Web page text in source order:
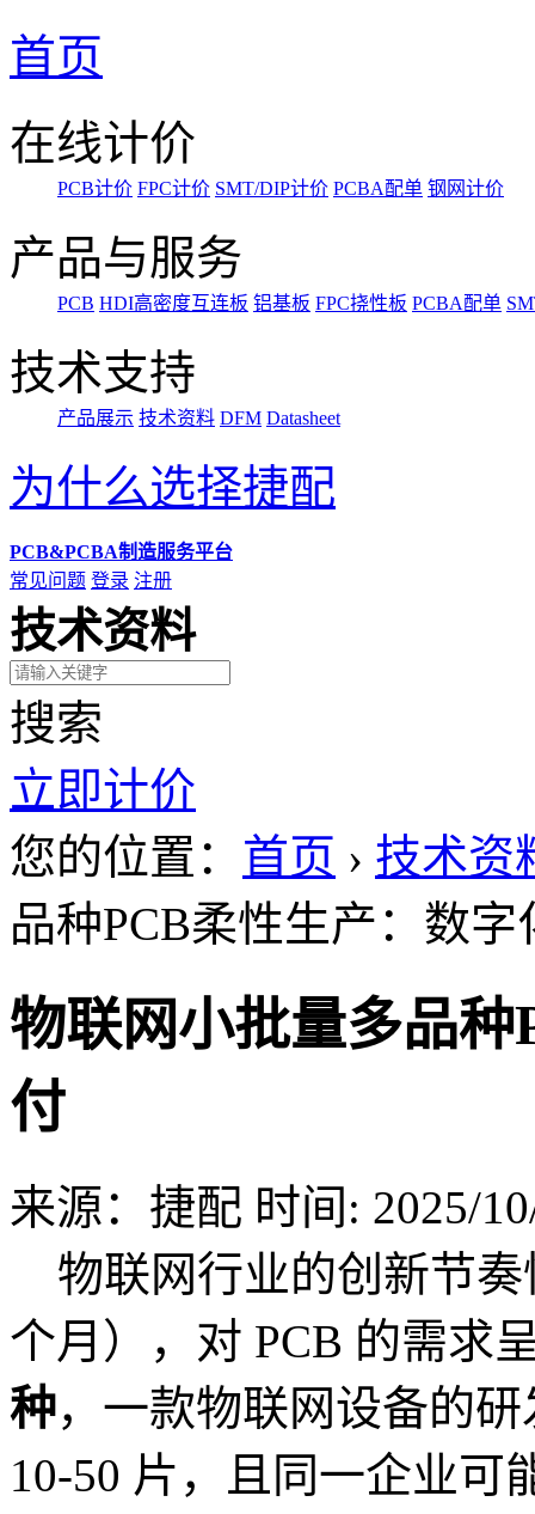
首页
在线计价
PCB计价 FPC计价 SMT/DIP计价 PCBA配单 钢网计价
产品与服务
PCB HDI高密度互连板 铝基板 FPC挠性板 PCBA配单
技术支持
产品展示 技术资料 DFM Datasheet
为什么选择捷配
PCB&PCBA制造服务平台
常见问题 登录 注册
技术资料
搜索
立即计价
您的位置： 首页 › 技术资
品种PCB柔性生产：数字
物联网小批量多品
付
来源：捷配 时间: 2025/
物联网行业的创新节奏
个月），对 PCB 的需求
种，一款物联网设备的
10-50 片，且同一企业可